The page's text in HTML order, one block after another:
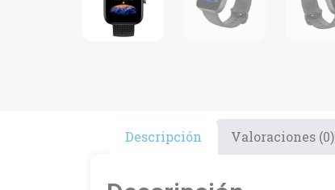
Descripción Valoraciones (0)